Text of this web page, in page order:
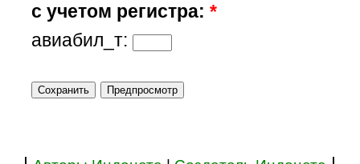
с учетом регистра:*
авиабил_т: